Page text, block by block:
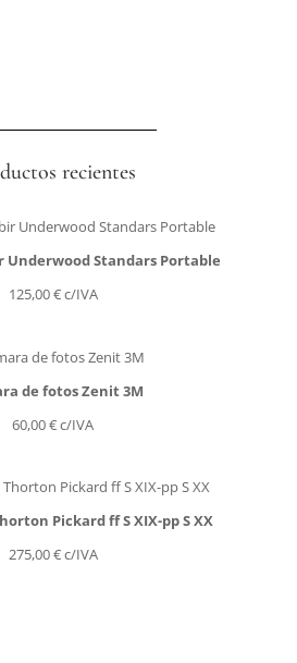
recientes
Underwood Standars Portable
125,00€c/IVA
de fotos Zenit 3M
60,00€c/IVA
Pickard ff S XIX-pp S XX
275,00€c/IVA